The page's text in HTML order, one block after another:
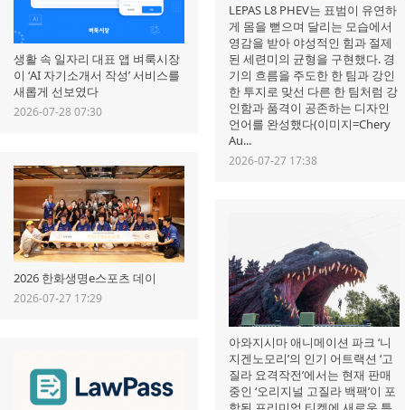
생활 속 일자리 대표 앱 벼룩시장
이 ‘AI 자기소개서 작성’ 서비스를
새롭게 선보였다
2026-07-28 07:30
LEPAS L8 PHEV는 표범이 유연하
게 몸을 뻗으며 달리는 모습에서
영감을 받아 야성적인 힘과 절제
된 세련미의 균형을 구현했다. 경
기의 흐름을 주도한 한 팀과 강인
한 투지로 맞선 다른 한 팀처럼 강
인함과 품격이 공존하는 디자인
언어를 완성했다(이미지=Chery
Au...
2026-07-27 17:38
2026 한화생명e스포츠 데이
2026-07-27 17:29
아와지시마 애니메이션 파크 ‘니
지겐노모리’의 인기 어트랙션 ‘고
질라 요격작전’에서는 현재 판매
중인 ‘오리지널 고질라 백팩’이 포